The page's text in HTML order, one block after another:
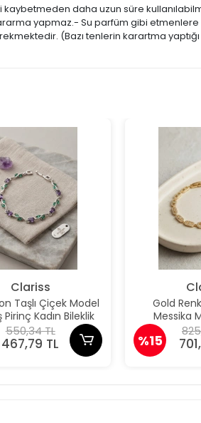
daha uzun süre
yapmaz.- Su parfüm gibi
(Bazı tenlerin karartma
Clariss
Taşlı Çiçek Model
Kadın Bileklik
550,34 TL
467,79 TL
Gold
Messika
%15